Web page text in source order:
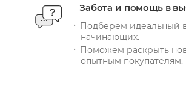
Забота и помощь в
Подберем идеальный
начинающих.
Поможем раскрыть
опытным покупателям.